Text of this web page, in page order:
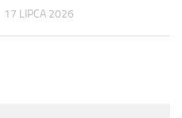
17 LIPCA 2026